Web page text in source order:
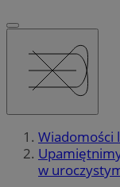
Wiadomości
w